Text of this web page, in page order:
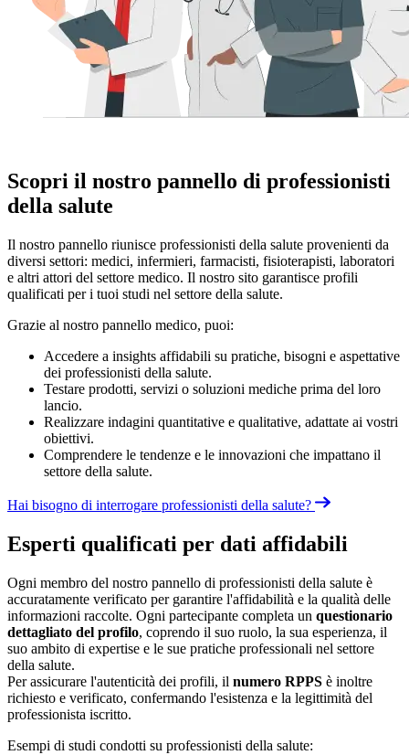
Scopri il nostro pannello di professionisti
della salute
Il nostro pannello riunisce professionisti della salute provenienti da
diversi settori: medici, infermieri, farmacisti, fisioterapisti, laboratori
e altri attori del settore medico. Il nostro sito garantisce profili
qualificati per i tuoi studi nel settore della salute.
Grazie al nostro pannello medico, puoi:
Accedere a insights affidabili su pratiche, bisogni e aspettative
dei professionisti della salute.
Testare prodotti, servizi o soluzioni mediche prima del loro
lancio.
Realizzare indagini quantitative e qualitative, adattate ai vostri
obiettivi.
Comprendere le tendenze e le innovazioni che impattano il
settore della salute.
Hai bisogno di interrogare professionisti della salute?
Esperti qualificati per dati affidabili
Ogni membro del nostro pannello di professionisti della salute è
accuratamente verificato per garantire l'affidabilità e la qualità delle
informazioni raccolte. Ogni partecipante completa un questionario
dettagliato del profilo, coprendo il suo ruolo, la sua esperienza, il
suo ambito di expertise e le sue pratiche professionali nel settore
della salute.
Per assicurare l'autenticità dei profili, il numero RPPS è inoltre
richiesto e verificato, confermando l'esistenza e la legittimità del
professionista iscritto.
Esempi di studi condotti su professionisti della salute: